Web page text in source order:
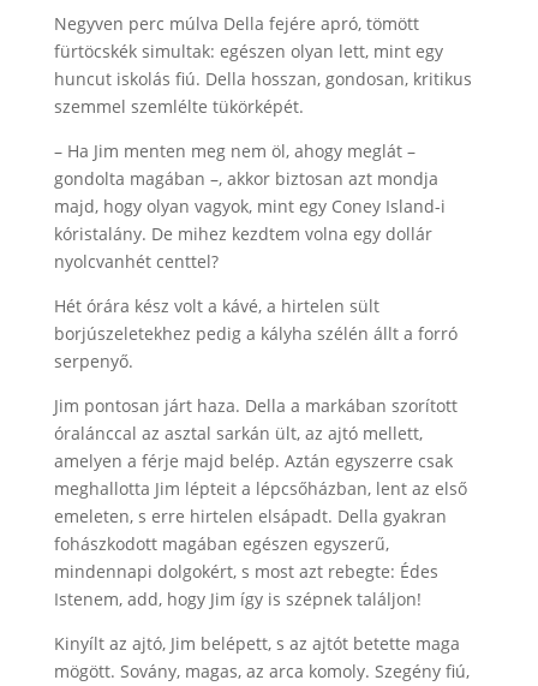
Negyven perc múlva Della fejére apró, tömött
fürtöcskék simultak: egészen olyan lett, mint egy
huncut iskolás fiú. Della hosszan, gondosan, kritikus
szemmel szemlélte tükörképét.
– Ha Jim menten meg nem öl, ahogy meglát –
gondolta magában –, akkor biztosan azt mondja
majd, hogy olyan vagyok, mint egy Coney Island-i
kóristalány. De mihez kezdtem volna egy dollár
nyolcvanhét centtel?
Hét órára kész volt a kávé, a hirtelen sült
borjúszeletekhez pedig a kályha szélén állt a forró
serpenyő.
Jim pontosan járt haza. Della a markában szorított
óralánccal az asztal sarkán ült, az ajtó mellett,
amelyen a férje majd belép. Aztán egyszerre csak
meghallotta Jim lépteit a lépcsőházban, lent az első
emeleten, s erre hirtelen elsápadt. Della gyakran
fohászkodott magában egészen egyszerű,
mindennapi dolgokért, s most azt rebegte: Édes
Istenem, add, hogy Jim így is szépnek találjon!
Kinyílt az ajtó, Jim belépett, s az ajtót betette maga
mögött. Sovány, magas, az arca komoly. Szegény fiú,